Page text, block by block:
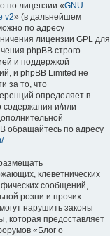
по лицензии «GNU
v2» (в дальнейшем
по адресу
лицензии GPL для
phpBB строго
и поддержкой
и phpBB Limited не
за то, что
определяет в
содержания и/или
обращайтесь по адресу
.
клеветнических
сообщений,
розни и прочих
нарушить законы
которая предоставляет
«Блог о